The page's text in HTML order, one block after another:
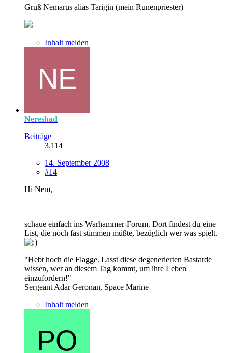
Gruß Nemarus alias Tarigin (mein Runenpriester)
Inhalt melden
Nereshad
Beiträge
3.114
14. September 2008
#14
Hi Nem,
schaue einfach ins Warhammer-Forum. Dort findest du eine
List, die noch fast stimmen müßte, bezüglich wer was spielt.
"Hebt hoch die Flagge. Lasst diese degenerierten Bastarde
wissen, wer an diesem Tag kommt, um ihre Leben
einzufordern!"
Sergeant Adar Geronan, Space Marine
Inhalt melden